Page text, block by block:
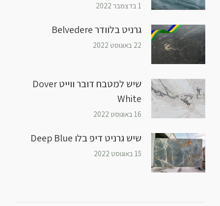
1 בדצמבר 2022
גרניט בלוודר Belvedere
22 באוגוסט 2022
שיש למטבח דובר ווייט Dover
White
16 באוגוסט 2022
שיש גרניט דיפ בלו Deep Blue
15 באוגוסט 2022